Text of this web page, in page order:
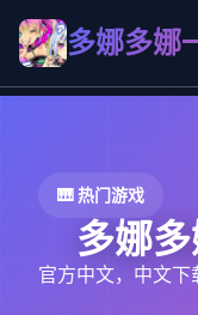
多娜多娜
🎹 热门游戏
多娜
官方中文，中文